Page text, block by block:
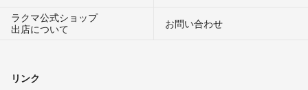
ラクマ公式ショップ
出店について
お問い合わせ
リンク